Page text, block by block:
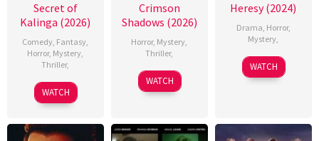
Secret of
Kalinga (2026)
Comedy, Fantasy,
Horror, Mystery,
Thriller,
WATCH
Crimson
Shadows (2026)
Horror, Mystery,
Thriller,
WATCH
Heresy (2024)
Drama, Horror,
Mystery,
WATCH